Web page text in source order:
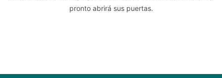
pronto abrirá sus puertas.